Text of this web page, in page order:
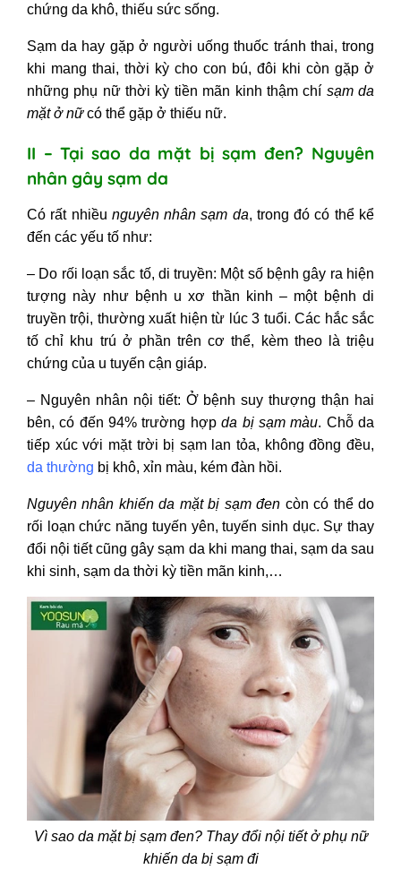
chứng da khô, thiếu sức sống.
Sạm da hay gặp ở người uống thuốc tránh thai, trong
khi mang thai, thời kỳ cho con bú, đôi khi còn gặp ở
những phụ nữ thời kỳ tiền mãn kinh thậm chí sạm da
mặt ở nữ có thể gặp ở thiếu nữ.
II – Tại sao da mặt bị sạm đen? Nguyên
nhân gây sạm da
Có rất nhiều nguyên nhân sạm da, trong đó có thể kể
đến các yếu tố như:
– Do rối loạn sắc tố, di truyền: Một số bệnh gây ra hiện
tượng này như bệnh u xơ thần kinh – một bệnh di
truyền trội, thường xuất hiện từ lúc 3 tuổi. Các hắc sắc
tố chỉ khu trú ở phần trên cơ thể, kèm theo là triệu
chứng của u tuyến cận giáp.
– Nguyên nhân nội tiết: Ở bệnh suy thượng thận hai
bên, có đến 94% trường hợpda bị sạm màu. Chỗ da
tiếp xúc với mặt trời bị sạm lan tỏa, không đồng đều,
da thường bị khô, xỉn màu, kém đàn hồi.
Nguyên nhân khiến da mặt bị sạm đen còn có thể do
rối loạn chức năng tuyến yên, tuyến sinh dục. Sự thay
đổi nội tiết cũng gâysạm da khi mang thai, sạm da sau
khi sinh, sạm da thời kỳ tiền mãn kinh,…
Vì sao da mặt bị sạm đen? Thay đổi nội tiết ở phụ nữ
khiến da bị sạm đi